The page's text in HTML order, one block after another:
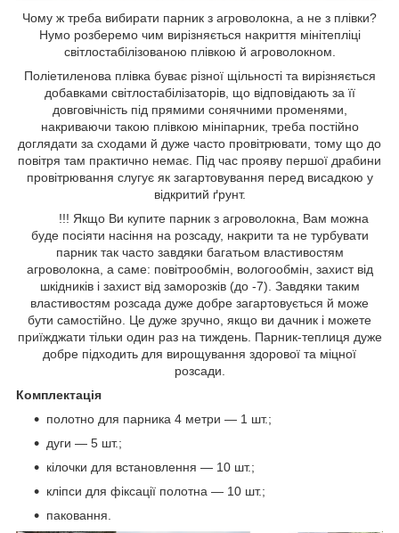
Чому ж треба вибирати парник з агроволокна, а не з плівки?
Нумо розберемо чим вирізняється накриття мінітепліці
світлостабілізованою плівкою й агроволокном.
Поліетиленова плівка буває різної щільності та вирізняється
добавками світлостабілізаторів, що відповідають за її
довговічність під прямими сонячними променями,
накриваючи такою плівкою мініпарник, треба постійно
доглядати за сходами й дуже часто провітрювати, тому що до
повітря там практично немає. Під час прояву першої драбини
провітрювання слугує як загартовування перед висадкою у
відкритий ґрунт.
!!! Якщо Ви купите парник з агроволокна, Вам можна
буде посіяти насіння на розсаду, накрити та не турбувати
парник так часто завдяки багатьом властивостям
агроволокна, а саме: повітрообмін, вологообмін, захист від
шкідників і захист від заморозків (до -7). Завдяки таким
властивостям розсада дуже добре загартовується й може
бути самостійно. Це дуже зручно, якщо ви дачник і можете
приїжджати тільки один раз на тиждень. Парник-теплиця дуже
добре підходить для вирощування здорової та міцної
розсади.
Комплектація
полотно для парника 4 метри — 1 шт.;
дуги — 5 шт.;
кілочки для встановлення — 10 шт.;
кліпси для фіксації полотна — 10 шт.;
паковання.